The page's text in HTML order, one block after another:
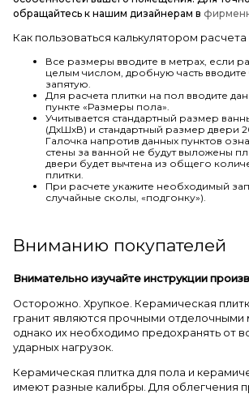
обращайтесь к нашим дизайнерам в
Как пользоваться калькулятором расчета
Все размеры вводите в метрах, если
целым числом, дробную часть вводите
запятую.
Для расчета плитки на пол вводите
пункте «Размеры пола».
Учитывается стандартный размер
(ДхШхВ) и стандартный размер двери
Галочка напротив данных пунктов
стены за ванной не будут выложены
двери будет вычтена из общего
плитки.
При расчете укажите необходимый
случайные сколы, «подгонку»).
Вниманию покупателей
Внимательно изучайте инструкции
Осторожно. Хрупкое. Керамическая
гранит являются прочными отделочными
однако их необходимо предохранять от
ударных нагрузок.
Керамическая плитка для пола и
имеют разные калибры. Для облегчения